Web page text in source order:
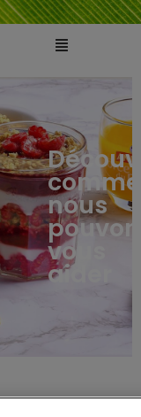
nous
pouvons
vous
aider